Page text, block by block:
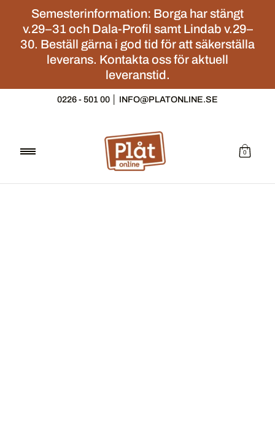
Semesterinformation: Borga har stängt
v.29–31 och Dala-Profil samt Lindab v.29–
30. Beställ gärna i god tid för att säkerställa
leverans. Kontakta oss för aktuell
leveranstid.
Väggplåt Slätplåt Plåtdetaljer
0226 - 501 00│ INFO@PLATONLINE.SE
0